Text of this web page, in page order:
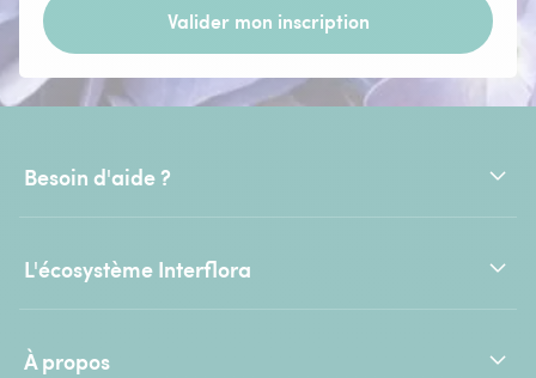
Valider mon inscription
Besoin d'aide ?
L'écosystème Interflora
À propos